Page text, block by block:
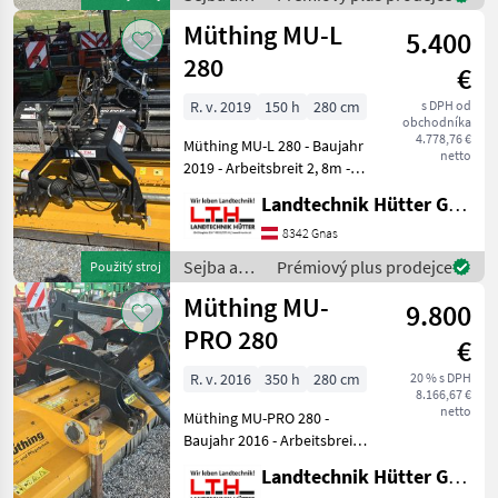
speziell geformten, s
starostlivosť
o plodinu
/ Müthing
Použitý stroj
Müthing MU-L
280
5.400
€
s DPH od
obchodníka
4.778,76 €
netto
R. v. 2019 150 h
280 cm
Müthing MU-L 280 - Baujahr
2019 - Arbeitsbreit 2, 8m -
Dreipunktbock Kat. 1 + 2 -
Getriebe mit Freilauf und
Durchtrieb für 1000 U/min -
Ke
Landtechnik Hütter GmbH & Co KG
8342 Gnas
Sejba a
starostlivosť
o plodinu
/ Müthing
Prémiový plus prodejce
Müthing MU-
PRO 280
9.800
€
20 % s DPH
8.166,67 €
netto
R. v. 2016 350 h
280 cm
Müthing MU-PRO 280 -
Baujahr 2016 - Arbeitsbreite
Front-Heck Anbauung -
Landtechnik Hütter GmbH & Co KG